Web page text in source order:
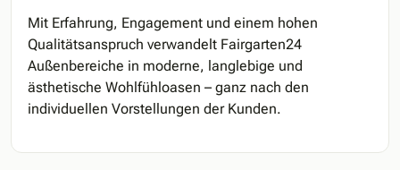
Mit Erfahrung, Engagement und einem hohen
Qualitätsanspruch verwandelt Fairgarten24
Außenbereiche in moderne, langlebige und
ästhetische Wohlfühloasen – ganz nach den
individuellen Vorstellungen der Kunden.